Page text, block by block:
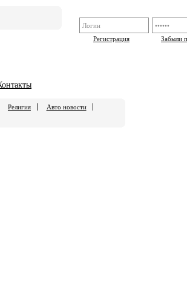
Регистрация
Забыли
Религия
Авто новости